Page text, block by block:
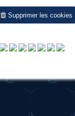
Supprimer les cookies